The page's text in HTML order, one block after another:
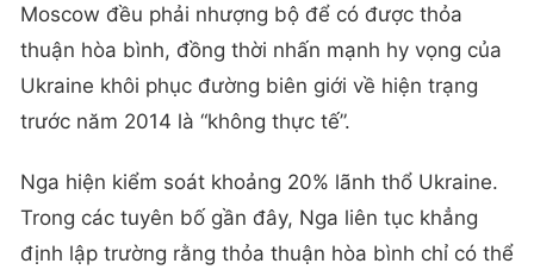
Moscow đều phải nhượng bộ để có được thỏa
thuận hòa bình, đồng thời nhấn mạnh hy vọng của
Ukraine khôi phục đường biên giới về hiện trạng
trước năm 2014 là “không thực tế”.
Nga hiện kiểm soát khoảng 20% lãnh thổ Ukraine.
Trong các tuyên bố gần đây, Nga liên tục khẳng
định lập trường rằng thỏa thuận hòa bình chỉ có thể